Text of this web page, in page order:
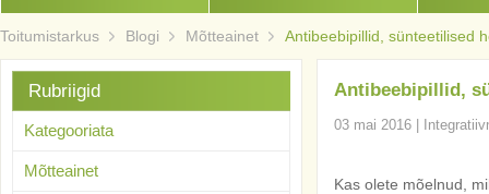
Toitumistarkus Blogi Mõtteainet Antibeebipillid, sünteetilised
Antibeebipillid,
03 mai 2016
Kas olete mõelnud,
Rubriigid
Kategooriata
Mõtteainet